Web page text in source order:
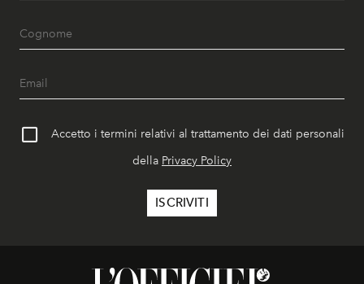
Accetto i termini relativi al trattamento dei dati personali
della Privacy Policy